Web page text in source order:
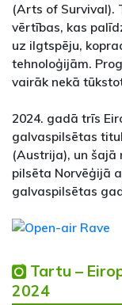
(Arts of Survival).
vērtības, kas
uz ilgtspēju,
tehnoloģijām.
vairāk nekā
2024. gadā trīs
galvaspilsētas
(Austrija), un šajā
pilsēta Norvēģijā
galvaspilsētas
Tartu –
2024